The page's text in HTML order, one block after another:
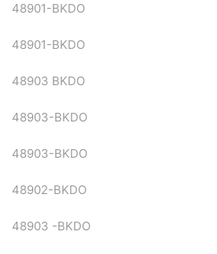
48901-BKDO
48901-BKDO
48903 BKDO
48903-BKDO
48903-BKDO
48902-BKDO
48903 -BKDO